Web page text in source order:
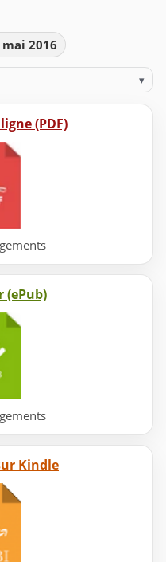
mai 2016
▾
(PDF)
(ePub)
Kindle